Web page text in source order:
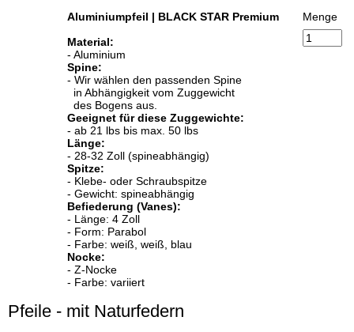
Aluminiumpfeil | BLACK STAR Premium
Material:
- Aluminium
Spine:
- Wir wählen den passenden Spine
in Abhängigkeit vom Zuggewicht
des Bogens aus.
Geeignet für diese Zuggewichte:
- ab 21 lbs bis max. 50 lbs
Länge:
- 28-32 Zoll (spineabhängig)
Spitze:
- Klebe- oder Schraubspitze
- Gewicht: spineabhängig
Befiederung (Vanes):
- Länge: 4 Zoll
- Form: Parabol
- Farbe: weiß, weiß, blau
Nocke:
- Z-Nocke
- Farbe: variiert
Menge
Pfeile - mit Naturfedern